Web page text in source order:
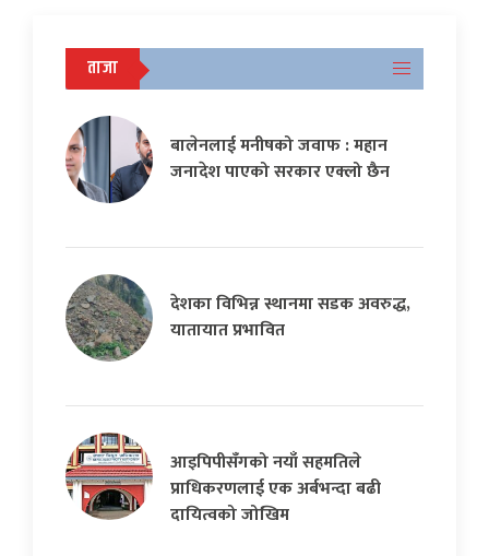
ताजा
बालेनलाई मनीषको जवाफ : महान
जनादेश पाएको सरकार एक्लो छैन
देशका विभिन्न स्थानमा सडक अवरुद्ध,
यातायात प्रभावित
आइपिपीसँगको नयाँ सहमतिले
प्राधिकरणलाई एक अर्बभन्दा बढी
दायित्वको जोखिम